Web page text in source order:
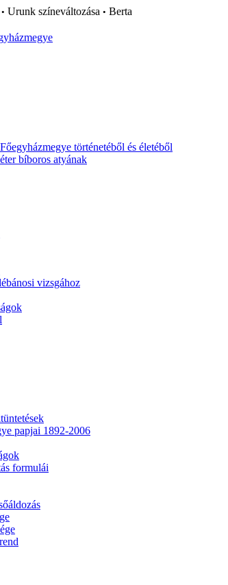
• Urunk színeváltozása • Berta
történetéből és életéből
bíboros atyának
vizsgához
papjai 1892-2006
formulái